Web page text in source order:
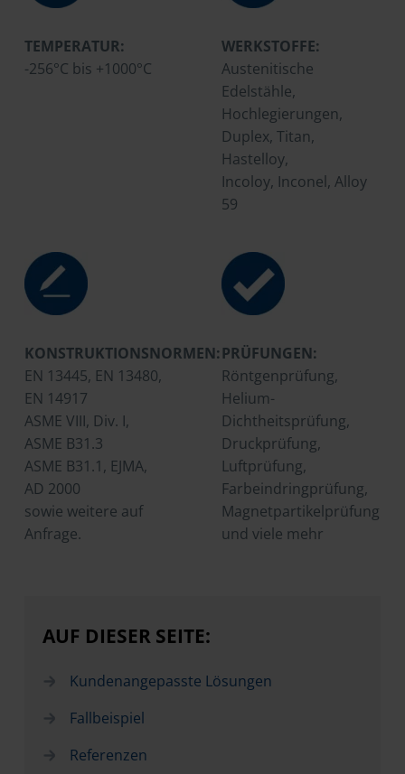
TEMPERATUR:
-256°C bis +1000°C
WERKSTOFFE:
Austenitische
Edelstähle,
Hochlegierungen,
Duplex, Titan,
Hastelloy,
Incoloy, Inconel, Alloy
59
KONSTRUKTIONSNORMEN:
EN 13445, EN 13480,
EN 14917
ASME VIII, Div. I,
ASME B31.3
ASME B31.1, EJMA,
AD 2000
sowie weitere auf
Anfrage.
PRÜFUNGEN:
Röntgenprüfung,
Helium-
Dichtheitsprüfung,
Druckprüfung,
Luftprüfung,
Farbeindringprüfung,
Magnetpartikelprüfung
und viele mehr
AUF DIESER SEITE:
Kundenangepasste Lösungen
Fallbeispiel
Referenzen